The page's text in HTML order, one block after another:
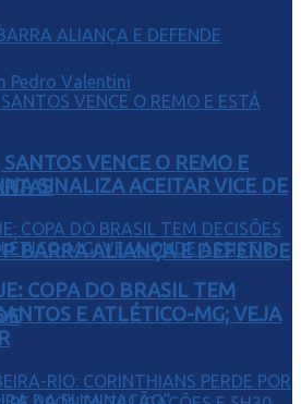
SINALIZA ACEITAR VICE DE
BARRA ALIANÇA E DEFENDE
Pedro Valentini
VENCE O REMO E
COPA DO BRASIL TEM
E ATLÉTICO-MG; VEJA